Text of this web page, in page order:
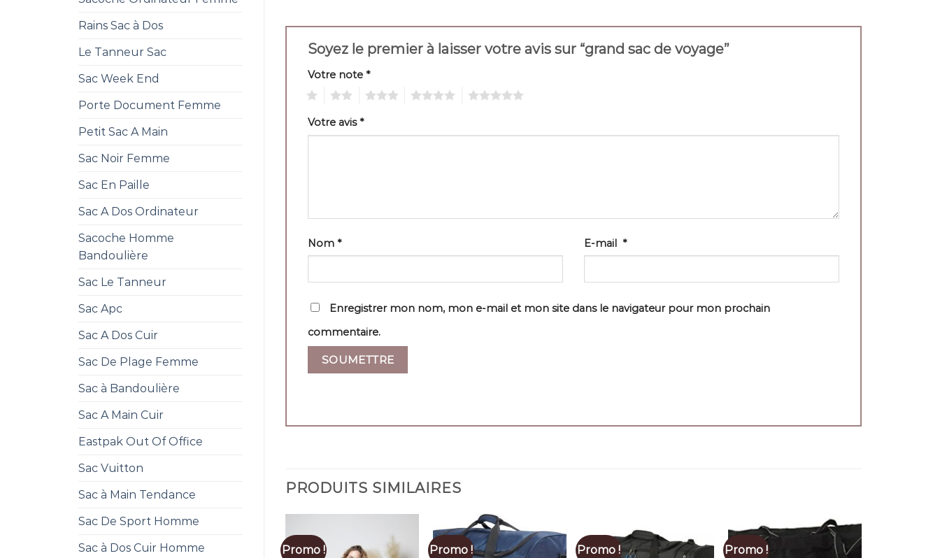
Rains Sac à Dos
Le Tanneur Sac
Sac Week End
Porte Document Femme
Petit Sac A Main
Sac Noir Femme
Sac En Paille
Sac A Dos Ordinateur
Sacoche Homme
Bandoulière
Sac Le Tanneur
Sac Apc
Sac A Dos Cuir
Sac De Plage Femme
Sac à Bandoulière
Sac A Main Cuir
Eastpak Out Of Office
Sac Vuitton
Sac à Main Tendance
Sac De Sport Homme
Sac à Dos Cuir Homme
Soyez le premier à laisser votre avis sur “grand sac de voyage”
Votre note *
Votre avis*
Nom * E-mail *
Enregistrer mon nom, mon e-mail et mon site dans le navigateur pour mon prochain
commentaire.
PRODUITS SIMILAIRES
Promo ! Promo ! Promo ! Promo !